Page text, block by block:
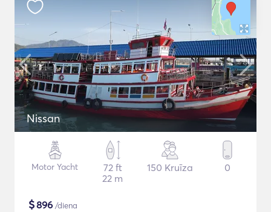
Nissan
Motor Yacht
72 ft
22 m
150 Kruīza 0
$896 /diena